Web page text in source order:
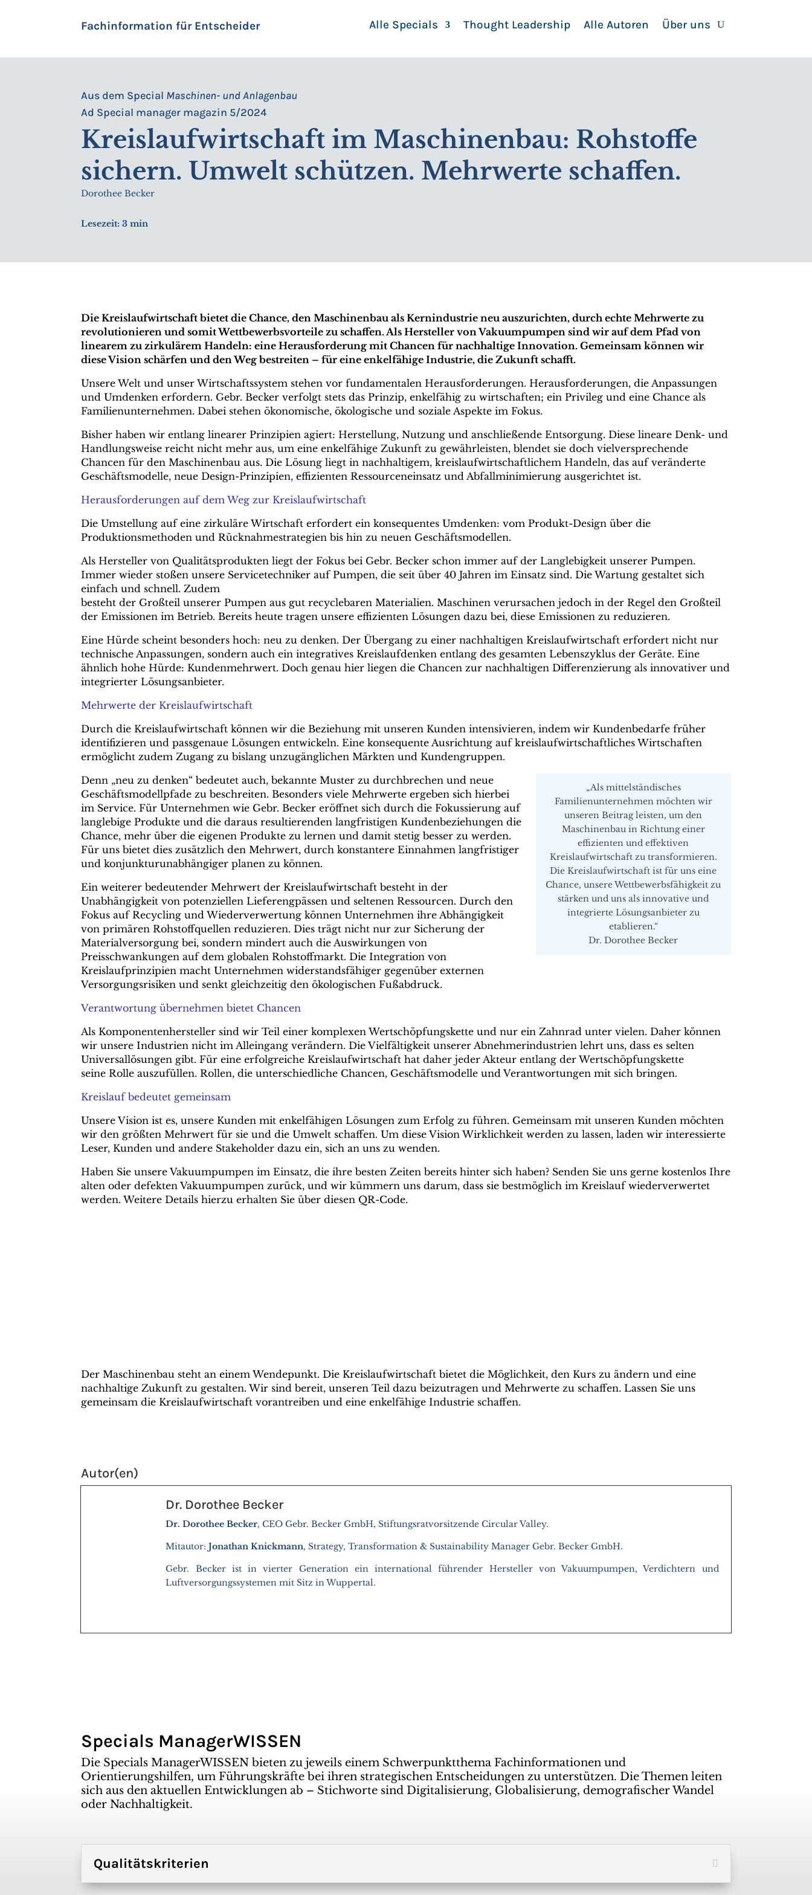
Fachinformation für Entscheider Alle Specials Thought Leadership Alle Autoren Über uns
Aus dem Special Maschinen- und Anlagenbau
Ad Special manager magazin 5/2024
Kreislaufwirtschaft im Maschinenbau: Rohstoffe
sichern. Umwelt schützen. Mehrwerte schaffen.
Dorothee Becker
Lesezeit:3 min
Die Kreislaufwirtschaft bietet die Chance, den Maschinenbau als Kernindustrie neu auszurichten, durch echte Mehrwerte zu
revolutionieren und somit Wettbewerbsvorteile zu schaffen. Als Hersteller von Vakuumpumpen sind wir auf dem Pfad von
linearem zu zirkulärem Handeln: eine Herausforderung mit Chancen für nachhaltige Innovation. Gemeinsam können wir
diese Vision schärfen und den Weg bestreiten – für eine enkelfähige Industrie, die Zukunft schafft.
Unsere Welt und unser Wirtschaftssystem stehen vor fundamentalen Herausforderungen. Herausforderungen, die Anpassungen
und Umdenken erfordern. Gebr. Becker verfolgt stets das Prinzip, enkelfähig zu wirtschaften; ein Privileg und eine Chance als
Familienunternehmen. Dabei stehen ökonomische, ökologische und soziale Aspekte im Fokus.
Bisher haben wir entlang linearer Prinzipien agiert: Herstellung, Nutzung und anschließende Entsorgung. Diese lineare Denk- und
Handlungsweise reicht nicht mehr aus, um eine enkelfähige Zukunft zu gewährleisten, blendet sie doch vielversprechende
Chancen für den Maschinenbau aus. Die Lösung liegt in nachhaltigem, kreislaufwirtschaftlichem Handeln, das auf veränderte
Geschäftsmodelle, neue Design-Prinzipien, effizienten Ressourceneinsatz und Abfallminimierung ausgerichtet ist.
Herausforderungen auf dem Weg zur Kreislaufwirtschaft
Die Umstellung auf eine zirkuläre Wirtschaft erfordert ein konsequentes Umdenken: vom Produkt-Design über die
Produktionsmethoden und Rücknahmestrategien bis hin zu neuen Geschäftsmodellen.
Als Hersteller von Qualitätsprodukten liegt der Fokus bei Gebr. Becker schon immer auf der Langlebigkeit unserer Pumpen.
Immer wieder stoßen unsere Servicetechniker auf Pumpen, die seit über 40 Jahren im Einsatz sind. Die Wartung gestaltet sich
einfach und schnell. Zudem
besteht der Großteil unserer Pumpen aus gut recyclebaren Materialien. Maschinen verursachen jedoch in der Regel den Großteil
der Emissionen im Betrieb. Bereits heute tragen unsere effizienten Lösungen dazu bei, diese Emissionen zu reduzieren.
Eine Hürde scheint besonders hoch: neu zu denken. Der Übergang zu einer nachhaltigen Kreislaufwirtschaft erfordert nicht nur
technische Anpassungen, sondern auch ein integratives Kreislaufdenken entlang des gesamten Lebenszyklus der Geräte. Eine
ähnlich hohe Hürde: Kundenmehrwert. Doch genau hier liegen die Chancen zur nachhaltigen Differenzierung als innovativer und
integrierter Lösungsanbieter.
Mehrwerte der Kreislaufwirtschaft
Durch die Kreislaufwirtschaft können wir die Beziehung mit unseren Kunden intensivieren, indem wir Kundenbedarfe früher
identifizieren und passgenaue Lösungen entwickeln. Eine konsequente Ausrichtung auf kreislaufwirtschaftliches Wirtschaften
ermöglicht zudem Zugang zu bislang unzugänglichen Märkten und Kundengruppen.
„Als mittelständisches
Familienunternehmen möchten wir
unseren Beitrag leisten, um den
Maschinenbau in Richtung einer
effizienten und effektiven
Kreislaufwirtschaft zu transformieren.
Die Kreislaufwirtschaft ist für uns eine
Chance, unsere Wettbewerbsfähigkeit zu
stärken und uns als innovative und
integrierte Lösungsanbieter zu
etablieren.“
Dr. Dorothee Becker
Denn „neu zu denken“ bedeutet auch, bekannte Muster zu durchbrechen und neue
Geschäftsmodellpfade zu beschreiten. Besonders viele Mehrwerte ergeben sich hierbei
im Service. Für Unternehmen wie Gebr. Becker eröffnet sich durch die Fokussierung auf
langlebige Produkte und die daraus resultierenden langfristigen Kundenbeziehungen die
Chance, mehr über die eigenen Produkte zu lernen und damit stetig besser zu werden.
Für uns bietet dies zusätzlich den Mehrwert, durch konstantere Einnahmen langfristiger
und konjunkturunabhängiger planen zu können.
Ein weiterer bedeutender Mehrwert der Kreislaufwirtschaft besteht in der
Unabhängigkeit von potenziellen Lieferengpässen und seltenen Ressourcen. Durch den
Fokus auf Recycling und Wiederverwertung können Unternehmen ihre Abhängigkeit
von primären Rohstoffquellen reduzieren. Dies trägt nicht nur zur Sicherung der
Materialversorgung bei, sondern mindert auch die Auswirkungen von
Preisschwankungen auf dem globalen Rohstoffmarkt. Die Integration von
Kreislaufprinzipien macht Unternehmen widerstandsfähiger gegenüber externen
Versorgungsrisiken und senkt gleichzeitig den ökologischen Fußabdruck.
Verantwortung übernehmen bietet Chancen
Als Komponentenhersteller sind wir Teil einer komplexen Wertschöpfungskette und nur ein Zahnrad unter vielen. Daher können
wir unsere Industrien nicht im Alleingang verändern. Die Vielfältigkeit unserer Abnehmerindustrien lehrt uns, dass es selten
Universallösungen gibt. Für eine erfolgreiche Kreislaufwirtschaft hat daher jeder Akteur entlang der Wertschöpfungskette
seine Rolle auszufüllen. Rollen, die unterschiedliche Chancen, Geschäftsmodelle und Verantwortungen mit sich bringen.
Kreislauf bedeutet gemeinsam
Unsere Vision ist es, unsere Kunden mit enkelfähigen Lösungen zum Erfolg zu führen. Gemeinsam mit unseren Kunden möchten
wir den größten Mehrwert für sie und die Umwelt schaffen. Um diese Vision Wirklichkeit werden zu lassen, laden wir interessierte
Leser, Kunden und andere Stakeholder dazu ein, sich an uns zu wenden.
Haben Sie unsere Vakuumpumpen im Einsatz, die ihre besten Zeiten bereits hinter sich haben? Senden Sie uns gerne kostenlos Ihre
alten oder defekten Vakuumpumpen zurück, und wir kümmern uns darum, dass sie bestmöglich im Kreislauf wiederverwertet
werden. Weitere Details hierzu erhalten Sie über diesen QR-Code.
Der Maschinenbau steht an einem Wendepunkt. Die Kreislaufwirtschaft bietet die Möglichkeit, den Kurs zu ändern und eine
nachhaltige Zukunft zu gestalten. Wir sind bereit, unseren Teil dazu beizutragen und Mehrwerte zu schaffen. Lassen Sie uns
gemeinsam die Kreislaufwirtschaft vorantreiben und eine enkelfähige Industrie schaffen.
Autor(en)
Dr. Dorothee Becker
Dr. Dorothee Becker, CEO Gebr. Becker GmbH, Stiftungsratvorsitzende Circular Valley.
Mitautor:Jonathan Knickmann, Strategy, Transformation & Sustainability Manager Gebr. Becker GmbH.
Gebr. Becker ist in vierter Generation ein international führender Hersteller von Vakuumpumpen, Verdichtern und
Luftversorgungssystemen mit Sitz in Wuppertal.
Specials ManagerWISSEN
Die Specials ManagerWISSEN bieten zu jeweils einem Schwerpunktthema Fachinformationen und
Orientierungshilfen, um Führungskräfte bei ihren strategischen Entscheidungen zu unterstützen. Die Themen leiten
sich aus den aktuellen Entwicklungen ab – Stichworte sind Digitalisierung, Globalisierung, demografischer Wandel
oder Nachhaltigkeit.
Qualitätskriterien